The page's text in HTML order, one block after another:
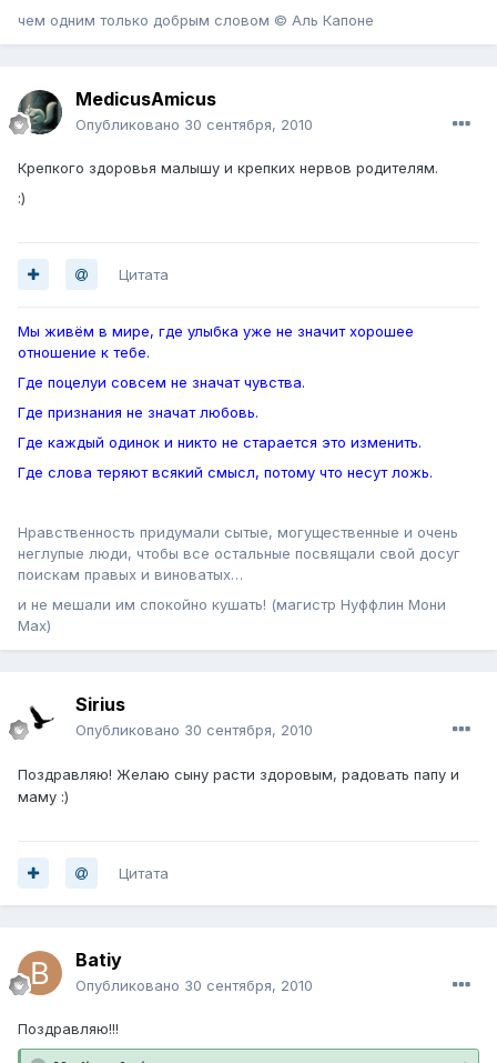
чем одним только добрым словом © Аль Капоне
MedicusAmicus
Опубликовано 30 сентября, 2010
Крепкого здоровья малышу и крепких нервов родителям.
:)
Цитата
Мы живём в мире, где улыбка уже не значит хорошее
отношение к тебе.
Где поцелуи совсем не значат чувства.
Где признания не значат любовь.
Где каждый одинок и никто не старается это изменить.
Где слова теряют всякий смысл, потому что несут ложь.
Нравственность придумали сытые, могущественные и очень
неглупые люди, чтобы все остальные посвящали свой досуг
поискам правых и виноватых…
и не мешали им спокойно кушать! (магистр Нуффлин Мони
Мах)
Sirius
Опубликовано 30 сентября, 2010
Поздравляю! Желаю сыну расти здоровым, радовать папу и
маму :)
Цитата
Batiy
Опубликовано 30 сентября, 2010
Поздравляю!!!